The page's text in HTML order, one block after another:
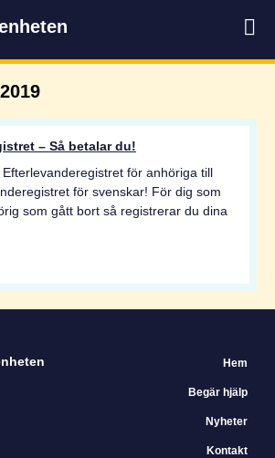
– Så betalar du!
för anhöriga till
för svenskar! För dig som
som gått bort så registrerar du dina
Hem
Begär hjälp
Nyheter
Kontakt